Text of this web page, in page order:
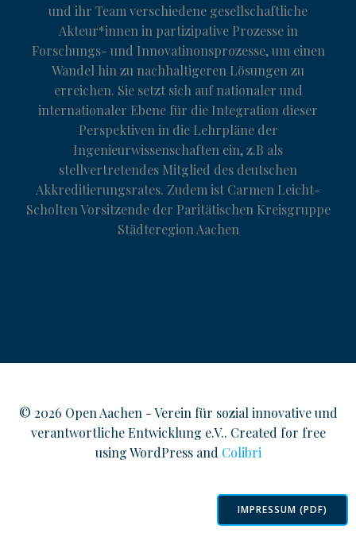
und ihr Team verschiedene gesellschaftliche
Akteur*innen in partizipative Prozesse in
Forschungs- und Innovatinonsprozesse, um einen
Wandel hin zu nachhaltigeren Lösungen zu
erreichen. Sie setzt sich auf nationaler und
internationaler Ebene für die Integration dieser
Perspektiven in die Lehrpläne der
Ingenieurwissenschaften ein, z.B als
stellvertretendes Mitglied des deutschen
Akkreditierungsrates. Zudem ist Carmen Leicht-
Scholten Vorsitzende der Paritätischen Kreisgruppe
Städteregion Aachen
© 2026 Open Aachen - Verein für sozial innovative und
verantwortliche Entwicklung e.V.. Created for free
using WordPress and Colibri
IMPRESSUM (PDF)